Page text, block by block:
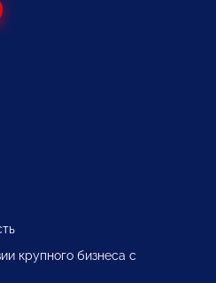
крупного бизнеса с